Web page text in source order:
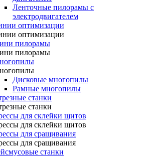
Ленточные пилорамы с
электродвигателем
оптимизации
оптимизации
пилорамы
пилорамы
Дисковые многопилы
Рамные многопилы
станки
станки
для склейки щитов
для склейки щитов
для сращивания
для сращивания
станки